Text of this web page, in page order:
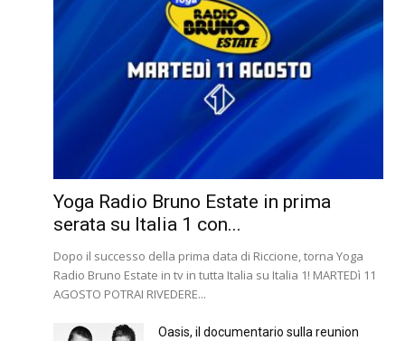
Yoga Radio Bruno Estate in prima
serata su Italia 1 con...
Dopo il successo della prima data di Riccione, torna Yoga
Radio Bruno Estate in tv in tutta Italia su Italia 1! MARTEDì 11
AGOSTO POTRAI RIVEDERE...
Oasis, il documentario sulla reunion